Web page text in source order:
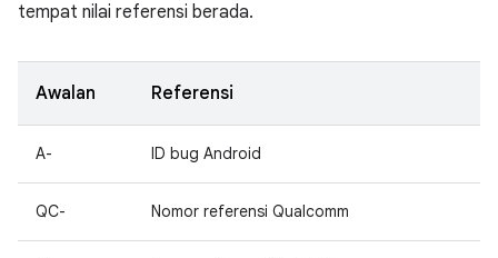
tempat nilai referensi berada.
Awalan Referensi
A- ID bug Android
QC- Nomor referensi Qualcomm